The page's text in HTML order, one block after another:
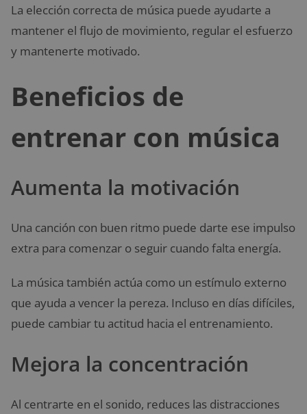
La elección correcta de música puede ayudarte a
mantener el flujo de movimiento, regular el esfuerzo
y mantenerte motivado.
Beneficios de
entrenar con música
Aumenta la motivación
Una canción con buen ritmo puede darte ese impulso
extra para comenzar o seguir cuando falta energía.
La música también actúa como un estímulo externo
que ayuda a vencer la pereza. Incluso en días difíciles,
puede cambiar tu actitud hacia el entrenamiento.
Mejora la concentración
Al centrarte en el sonido, reduces las distracciones